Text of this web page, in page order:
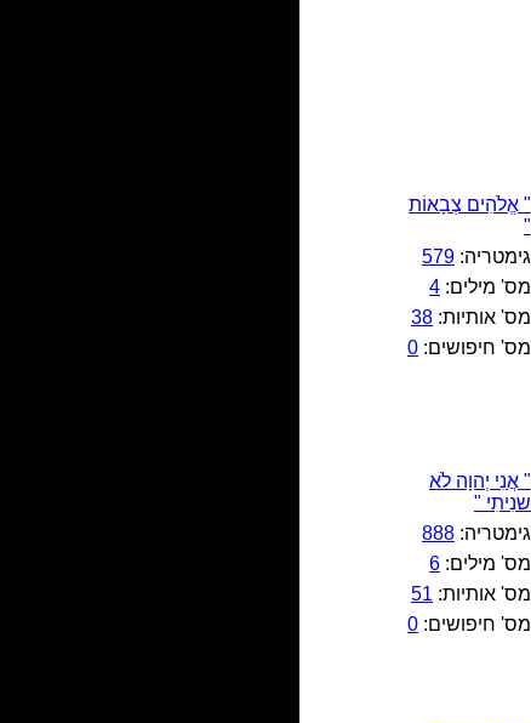
" אֱלֹהִים צְבָאוֹת
"
גימטריה: 579
מס' מילים: 4
מס' אותיות: 38
מס' חיפושים: 0
" אֲנִי יְהוָה לֹא
שנִיתִי "
גימטריה: 888
מס' מילים: 6
מס' אותיות: 51
מס' חיפושים: 0